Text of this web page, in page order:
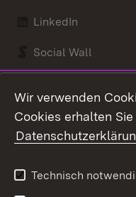
LinkedIn
Social Wall
Kontakt
Wir verwenden
Cookies erhalten
Technisch